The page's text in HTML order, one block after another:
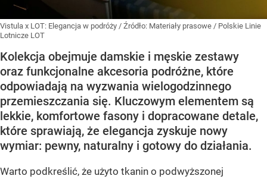
Vistula x LOT: Elegancja w podróży / Źródło: Materiały prasowe / Polskie Linie
Lotnicze LOT
Kolekcja obejmuje damskie i męskie zestawy
oraz funkcjonalne akcesoria podróżne, które
odpowiadają na wyzwania wielogodzinnego
przemieszczania się. Kluczowym elementem są
lekkie, komfortowe fasony i dopracowane detale,
które sprawiają, że elegancja zyskuje nowy
wymiar: pewny, naturalny i gotowy do działania.
Warto podkreślić, że użyto tkanin o podwyższonej